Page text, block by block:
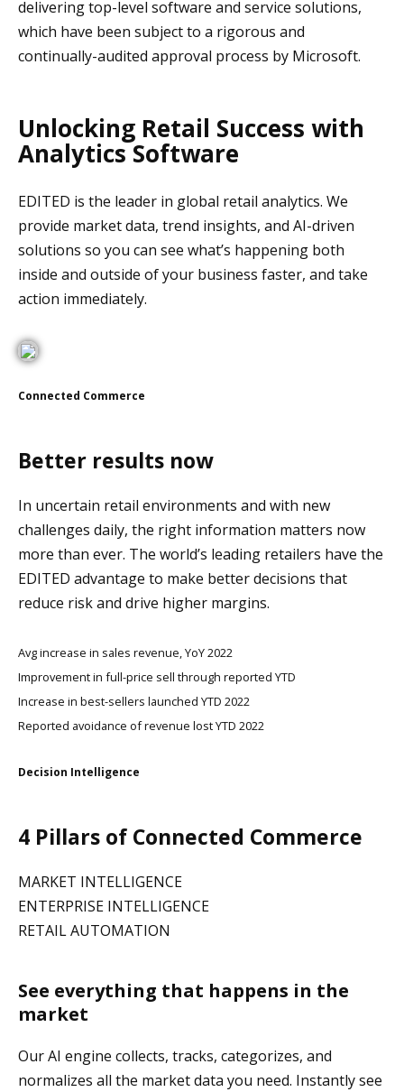
delivering top-level software and service solutions,
which have been subject to a rigorous and
continually-audited approval process by Microsoft.
Unlocking Retail Success with
Analytics Software
EDITED is the leader in global retail analytics. We
provide market data, trend insights, and AI-driven
solutions so you can see what’s happening both
inside and outside of your business faster, and take
action immediately.
Connected Commerce
Better results now
In uncertain retail environments and with new
challenges daily, the right information matters now
more than ever. The world’s leading retailers have the
EDITED advantage to make better decisions that
reduce risk and drive higher margins.
Avg increase in sales revenue, YoY 2022
Improvement in full-price sell through reported YTD
Increase in best-sellers launched YTD 2022
Reported avoidance of revenue lost YTD 2022
Decision Intelligence
4 Pillars of Connected Commerce
MARKET INTELLIGENCE
ENTERPRISE INTELLIGENCE
RETAIL AUTOMATION
See everything that happens in the
market
Our AI engine collects, tracks, categorizes, and
normalizes all the market data you need. Instantly see